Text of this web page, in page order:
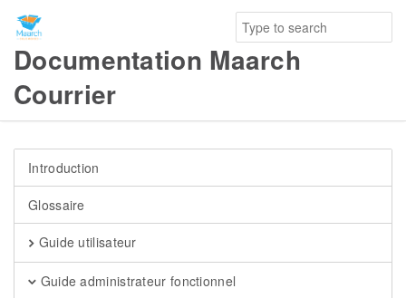
Documentation Maarch
Courrier
Introduction
Glossaire
Guide utilisateur
Guide administrateur fonctionnel